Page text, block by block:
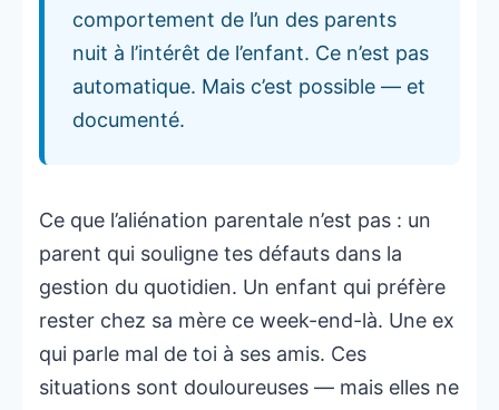
comportement de l’un des parents
nuit à l’intérêt de l’enfant. Ce n’est pas
automatique. Mais c’est possible — et
documenté.
Ce que l’aliénation parentale n’est pas : un
parent qui souligne tes défauts dans la
gestion du quotidien. Un enfant qui préfère
rester chez sa mère ce week-end-là. Une ex
qui parle mal de toi à ses amis. Ces
situations sont douloureuses — mais elles ne